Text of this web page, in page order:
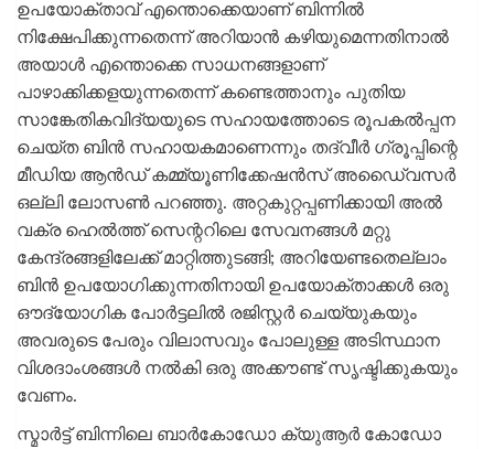
ഉപയോക്താവ് എന്തൊക്കെയാണ് ബിന്നില്‍
നിക്ഷേപിക്കുന്നതെന്ന് അറിയാന്‍ കഴിയുമെന്നതിനാല്‍
അയാള്‍ എന്തൊക്കെ സാധനങ്ങളാണ്
പാഴാക്കിക്കളയുന്നതെന്ന് കണ്ടെത്താനും പുതിയ
സാങ്കേതികവിദ്യയുടെ സഹായത്തോടെ രൂപകല്‍പ്പന
ചെയ്ത ബിന്‍ സഹായകമാണെന്നും തദ്വീര്‍ ഗ്രൂപ്പിന്റെ
മീഡിയ ആന്‍ഡ് കമ്മ്യൂണിക്കേഷന്‍സ് അഡൈ്വസര്‍
ഒല്ലി ലോസണ്‍ പറഞ്ഞു. അറ്റകുറ്റപ്പണിക്കായി അല്‍
വക്ര ഹെല്‍ത്ത് സെന്ററിലെ സേവനങ്ങള്‍ മറ്റു
കേന്ദ്രങ്ങളിലേക്ക് മാറ്റിത്തുടങ്ങി; അറിയേണ്ടതെല്ലാം
ബിന്‍ ഉപയോഗിക്കുന്നതിനായി ഉപയോക്താക്കള്‍ ഒരു
ഔദ്യോഗിക പോര്‍ട്ടലില്‍ രജിസ്റ്റര്‍ ചെയ്യുകയും
അവരുടെ പേരും വിലാസവും പോലുള്ള അടിസ്ഥാന
വിശദാംശങ്ങള്‍ നല്‍കി ഒരു അക്കൗണ്ട് സൃഷ്ടിക്കുകയും
വേണം.
സ്മാര്‍ട്ട് ബിന്നിലെ ബാര്‍കോഡോ ക്യുആര്‍ കോഡോ